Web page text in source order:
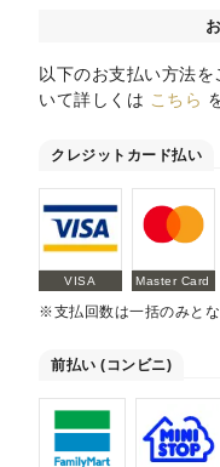
以下のお支払い方法
いて詳しくは こちら
クレジットカード払い
VISA Master Card
※支払回数は一括のみとな
前払い (コンビニ)